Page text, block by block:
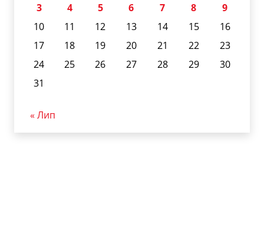
3
4 5 6 7 8
9
10
11 12 13 14 15
16
17
18 19 20 21 22
23
24
25 26 27 28 29
30
31
« Лип